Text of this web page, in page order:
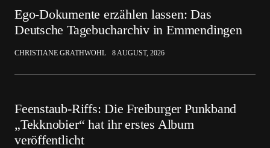
Ego-Dokumente erzählen lassen: Das
Deutsche Tagebucharchiv in Emmendingen
CHRISTIANE GRATHWOHL 8 AUGUST, 2026
Feenstaub-Riffs: Die Freiburger Punkband
„Tekknobier“ hat ihr erstes Album
veröffentlicht